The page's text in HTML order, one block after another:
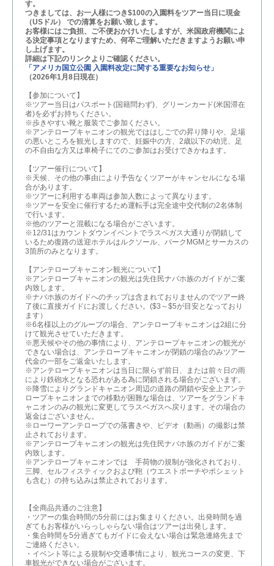
す。
つきましては、お一人様につき$100の入園料をツアー当日に現金
（USドル） での清算をお願い致します。
お客様にはご負担、ご不便おかけいたしますが、米国政府機関によ
る決定事項となりますため、何卒ご理解いただきますようお願い申
し上げます。
詳細は下記のリンクよりご確認ください。
「アメリカ国立公園 入園料改定に関する重要なお知らせ」
（2026年1月8日現在）
【参加について】
※ツアー当日はパスポート(国籍問わず)、グリーンカード(米国滞在
者)を必ずお持ちください。
※歩きやすい靴と服装でご参加ください。
※アンテロープキャニオンの観光でははしごでの昇り降りや、足場
の悪いところを観光しますので、妊娠中の方、2歳以下の幼児、足
の不自由な方又は車椅子にてのご参加はお受けできかねます。
【ツアー催行について】
※天候、その他の事由により予告なくツアーがキャンセルになる場
合があります。
※ツアーに利用する車両は参加人数によって異なります。
※ツアーを安全に催行するため運転手は完全途中交代制の2名体制
で行います。
※他のツアーと混載になる場合がございます。
※12/31はカウントダウンイベントでラスベガス大通りが閉鎖して
いるため復路の送迎ホテルはルクソール、パークMGMとサーカスの
3箇所のみとなります。
【アンテロープキャニオン観光について】
※アンテロープキャニオンの観光は先住民ナバホ族のガイドがご案
内致します。
※ナバホ族のガイドへのチップは含まれておりませんのでツアー終
了後に直接ガイドにお渡しください。($3～$5が目安となっており
ます）
※6名様以上のグループの場合、アンテロープキャニオンは2組に分
けて観光させていただきます。
※悪天候やその他の事情により、アンテロープキャニオンの観光が
できない場合は、アンテロープキャニオンが閉鎖の場合のみツアー
代金の一部をご返金いたします。
※アンテロープキャニオンは当日に限らず前日、または前々日の雨
により鉄砲水となる恐れがある為に閉鎖される場合がございます。
※降雪によりグランドキャニオン周辺の道路の閉鎖や安全上アンテ
ロープキャニオンまでの移動が困難な場合は、ツアーをグランドキ
ャニオンのみの観光に変更してラスベガスへ戻ります。その場合の
返金はございません。
※ローワーアンテロープでの落書きや、ビデオ（動画）の撮影は禁
止されております。
※アンテロープキャニオンの観光は先住民ナバホ族のガイドがご案
内致します。
※アンテロープキャニオンでは 手荷物の規制が強化されており、
三脚、セルフィスティックおよび鞄（ウエストポーチやポシェット
も含む）の持ち込みは禁止されております。
【全商品共通のご注意】
・ツアーの集合時間の5分前にはお集まりください。出発時間を過
ぎてもお客様がいらっしゃらない場合はツアーは出発します。
・集合時間を5分過ぎてもガイドに会えない場合は緊急連絡先まで
ご連絡ください。
・イベント等による規制や交通事情により、観光コースの変更、下
車観光ができない場合がございます。